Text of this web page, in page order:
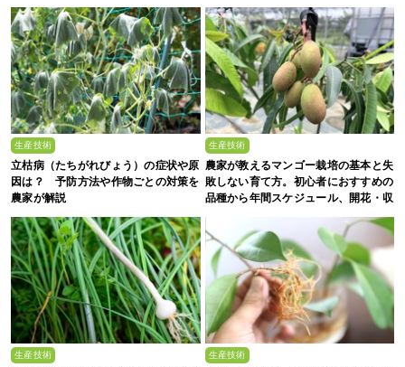
生産技術
立枯病（たちがれびょう）の症状や原
因は？ 予防方法や作物ごとの対策を
農家が解説
生産技術
農家が教えるマンゴー栽培の基本と失
敗しない育て方。初心者におすすめの
品種から年間スケジュール、開花・収
穫のコツまで徹底解説
生産技術 生産技術